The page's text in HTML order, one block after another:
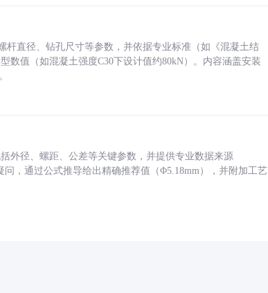
直径、钻孔尺寸等参数，并依据专业标准（如《混凝土结
数值（如混凝土强度C30下设计值约80kN）。内容涵盖安装
外径、螺距、公差等关键参数，并提供专业数据来源
问，通过公式推导给出精确推荐值（Φ5.18mm），并附加工艺